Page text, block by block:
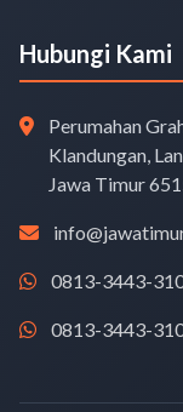
Hubungi Kami
Perumahan
Klandungan,
Jawa Timur
0813-3443-
0813-3443-